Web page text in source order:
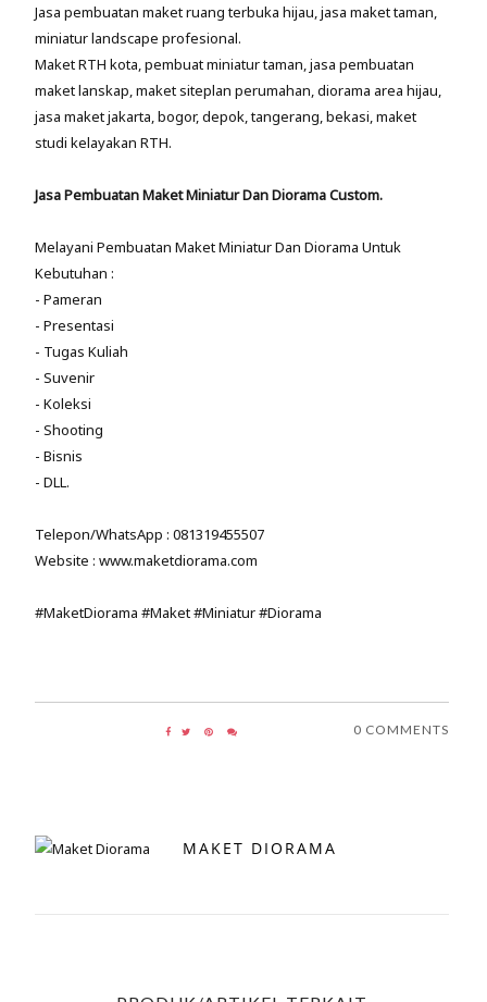
Jasa pembuatan maket ruang terbuka hijau, jasa maket taman,
miniatur landscape profesional.
Maket RTH kota, pembuat miniatur taman, jasa pembuatan
maket lanskap, maket siteplan perumahan, diorama area hijau,
jasa maket jakarta, bogor, depok, tangerang, bekasi, maket
studi kelayakan RTH.
Jasa Pembuatan Maket Miniatur Dan Diorama Custom.
Melayani Pembuatan Maket Miniatur Dan Diorama Untuk
Kebutuhan :
- Pameran
- Presentasi
- Tugas Kuliah
- Suvenir
- Koleksi
- Shooting
- Bisnis
- DLL.
Telepon/WhatsApp : 081319455507
Website : www.maketdiorama.com
#MaketDiorama #Maket #Miniatur #Diorama
0 COMMENTS
MAKET DIORAMA